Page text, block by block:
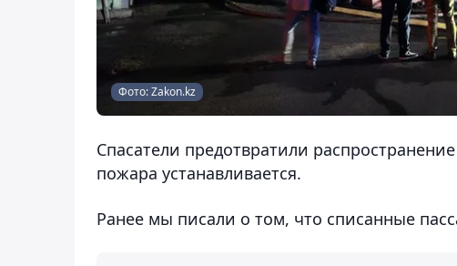
Фото: Zakon.kz
Спасатели предотвратили
пожара устанавливается.
Ранее мы писали о том, что списанные